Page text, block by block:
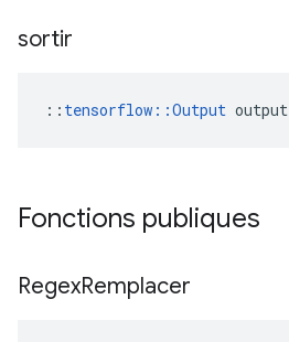
sortir
:: tensorflow::Output output
Fonctions publiques
RegexRemplacer